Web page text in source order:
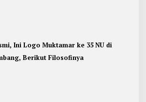
Ini Logo Muktamar ke 35 NU di
Berikut Filosofinya